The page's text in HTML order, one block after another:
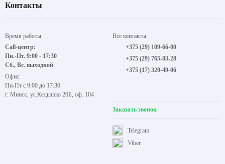
Контакты
Время работы
Call-центр:
Пн.-Пт. 9:00 - 17:30
Сб., Вс. выходной
Офис:
Пн-Пт с 9:00 до 17:30
г. Минск, ул.Кедышко 26Б, оф. 104
Все контакты
+375 (29) 109-66-00
+375 (29) 765-83-28
+375 (17) 320-49-06
Заказать звонок
Viber
Telegram